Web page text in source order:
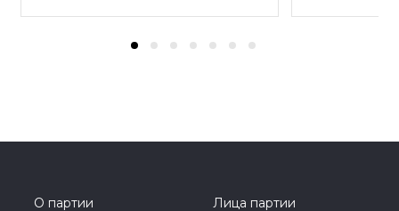
О партии
Лица партии